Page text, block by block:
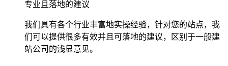
专业且落地的建议
我们具有各个行业丰富地实操经验，针对您的站点，我
们可以提供很多有效并且可落地的建议，区别于一般建
站公司的浅显意见。